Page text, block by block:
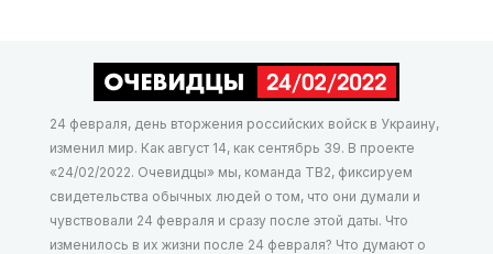
24 февраля, день вторжения российских войск в Украину,
изменил мир. Как август 14, как сентябрь 39. В проекте
«24/02/2022. Очевидцы» мы, команда ТВ2, фиксируем
свидетельства обычных людей о том, что они думали и
чувствовали 24 февраля и сразу после этой даты. Что
изменилось в их жизни после 24 февраля? Что думают о